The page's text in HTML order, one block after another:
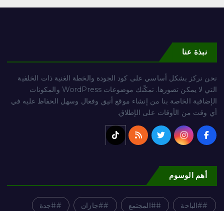
نبذة عنا
نحن نركز بشكل أساسي على كود الجودة والخطة الغنية ذات الخلفية
التي لا يمكن تصورها. تمكّنك موضوعات WordPress والمكونات
الإضافية الخاصة بنا من إنشاء موقع أنيق وفعال وسهل الحفاظ عليه في
أي وقت من الأوقات على الإطلاق.
أهم الوسوم
#الباحة #المجتمع #جازان #جدة